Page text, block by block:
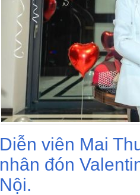
Diễn viên Mai
nhân đón
Nội.